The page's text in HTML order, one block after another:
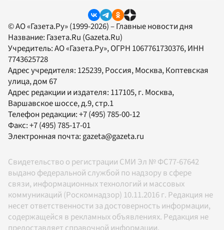
© АО «Газета.Ру» (1999-2026) – Главные новости дня
Название: Газета.Ru (Gazeta.Ru)
Учредитель:АО «Газета.Ру», ОГРН 1067761730376, ИНН
7743625728
Адрес учредителя: 125239, Россия, Москва, Коптевская
улица, дом 67
Адрес редакции и издателя: 117105, г. Москва,
Варшавское шоссе, д.9, стр.1
Телефон редакции:+7 (495) 785-00-12
Факс:+7 (495) 785-17-01
Электронная почта:gazeta@gazeta.ru
Свидетельство о регистрации СМИ Эл № ФС77-67642
выдано федеральной службой по надзору в сфере
связи, информационных технологий и массовых
коммуникаций (Роскомнадзор) 10.11.2016 г. Редакция не
несет ответственности за достоверность информации,
содержащейся в рекламных объявлениях. Редакция не